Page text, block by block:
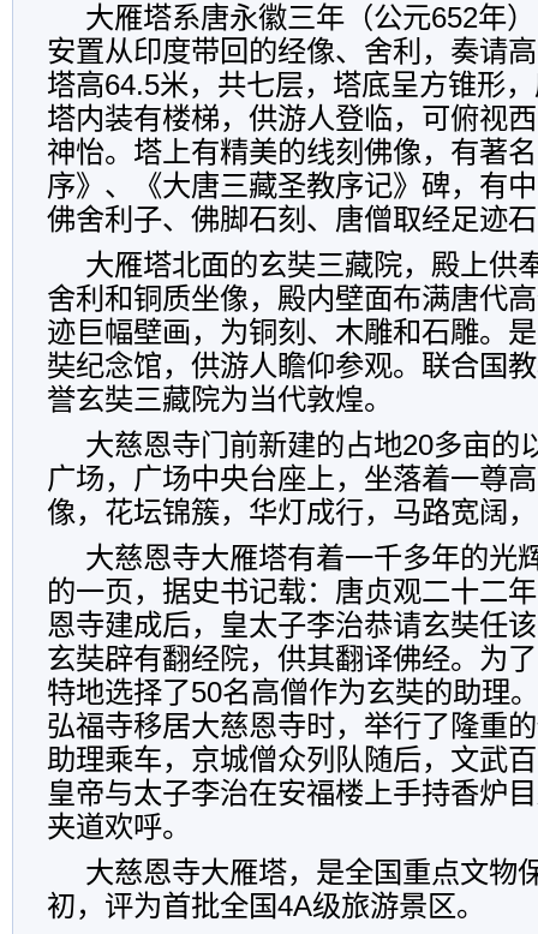
大雁塔系唐永徽三年（公元652年
安置从印度带回的经像、舍利，奏请
塔高64.5米，共七层，塔底呈方锥形
塔内装有楼梯，供游人登临，可俯视
神怡。塔上有精美的线刻佛像，有著
序》、《大唐三藏圣教序记》碑，有
佛舍利子、佛脚石刻、唐僧取经足迹
大雁塔北面的玄奘三藏院，殿上供
舍利和铜质坐像，殿内壁面布满唐代
迹巨幅壁画，为铜刻、木雕和石雕。
奘纪念馆，供游人瞻仰参观。联合国
誉玄奘三藏院为当代敦煌。
大慈恩寺门前新建的占地20多亩的
广场，广场中央台座上，坐落着一尊
像，花坛锦簇，华灯成行，马路宽阔
大慈恩寺大雁塔有着一千多年的光
的一页，据史书记载：唐贞观二十二
恩寺建成后，皇太子李治恭请玄奘任
玄奘辟有翻经院，供其翻译佛经。为
特地选择了50名高僧作为玄奘的助理
弘福寺移居大慈恩寺时，举行了隆重
助理乘车，京城僧众列队随后，文武
皇帝与太子李治在安福楼上手持香炉
夹道欢呼。
大慈恩寺大雁塔，是全国重点文物
初，评为首批全国4A级旅游景区。